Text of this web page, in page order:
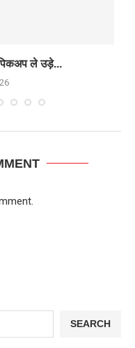
पिकअप ले उड़े...
SEARCH